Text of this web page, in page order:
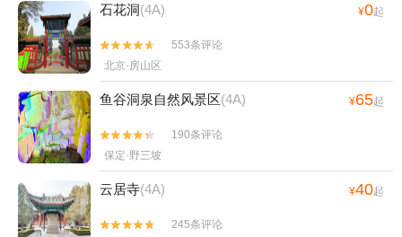
石花洞(4A) ¥0起


553条评论
北京·房山区
鱼谷洞泉自然风景区(4A) ¥65起


190条评论
保定·野三坡
云居寺(4A) ¥40起


245条评论